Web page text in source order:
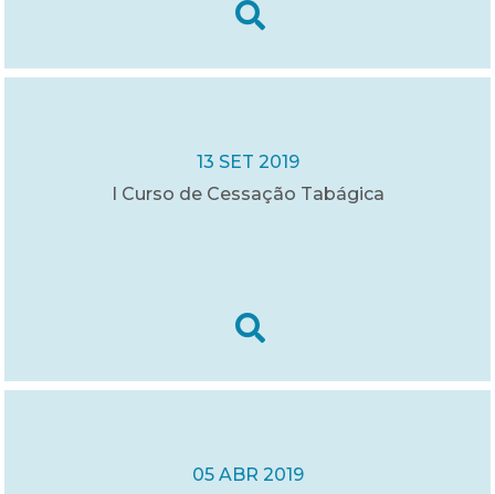
13 SET 2019
I Curso de Cessação Tabágica
05 ABR 2019